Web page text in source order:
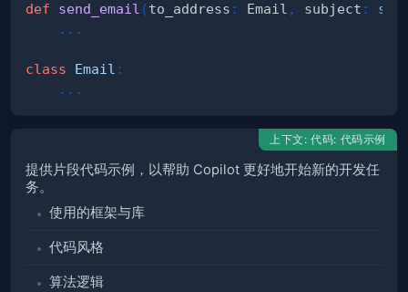
def send_email (to_address : Email , subject : str
. . .
class Email :
. . .
上下文: 代码: 代码示例
提供片段代码示例，以帮助 Copilot 更好地开始新的开发任
务。
使用的框架与库
代码风格
算法逻辑